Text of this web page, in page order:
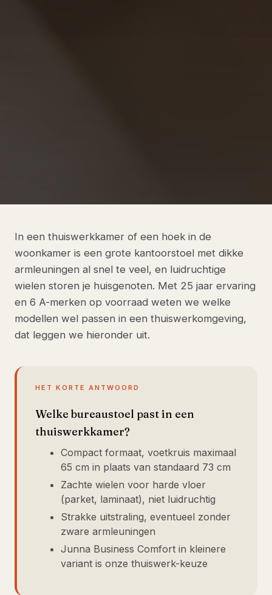
In een thuiswerkkamer of een hoek in de
woonkamer is een grote kantoorstoel met dikke
armleuningen al snel te veel, en luidruchtige
wielen storen je huisgenoten. Met 25 jaar ervaring
en 6 A-merken op voorraad weten we welke
modellen wel passen in een thuiswerkomgeving,
dat leggen we hieronder uit.
HET KORTE ANTWOORD
Welke bureaustoel past in een
thuiswerkkamer?
Compact formaat, voetkruis maximaal
65 cm in plaats van standaard 73 cm
Zachte wielen voor harde vloer
(parket, laminaat), niet luidruchtig
Strakke uitstraling, eventueel zonder
zware armleuningen
Junna Business Comfort in kleinere
variant is onze thuiswerk-keuze